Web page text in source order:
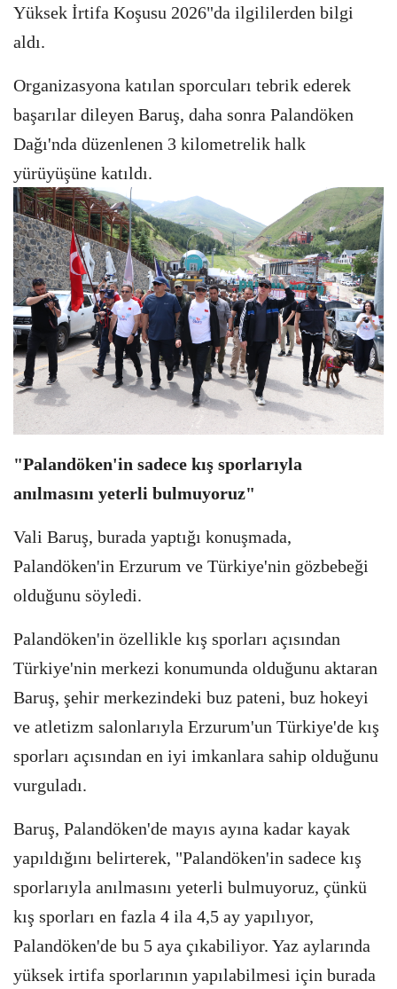
Yüksek İrtifa Koşusu 2026"da ilgililerden bilgi
aldı.
Organizasyona katılan sporcuları tebrik ederek
başarılar dileyen Baruş, daha sonra Palandöken
Dağı'nda düzenlenen 3 kilometrelik halk
yürüyüşüne katıldı.
"Palandöken'in sadece kış sporlarıyla
anılmasını yeterli bulmuyoruz"
Vali Baruş, burada yaptığı konuşmada,
Palandöken'in Erzurum ve Türkiye'nin gözbebeği
olduğunu söyledi.
Palandöken'in özellikle kış sporları açısından
Türkiye'nin merkezi konumunda olduğunu aktaran
Baruş, şehir merkezindeki buz pateni, buz hokeyi
ve atletizm salonlarıyla Erzurum'un Türkiye'de kış
sporları açısından en iyi imkanlara sahip olduğunu
vurguladı.
Baruş, Palandöken'de mayıs ayına kadar kayak
yapıldığını belirterek, "Palandöken'in sadece kış
sporlarıyla anılmasını yeterli bulmuyoruz, çünkü
kış sporları en fazla 4 ila 4,5 ay yapılıyor,
Palandöken'de bu 5 aya çıkabiliyor. Yaz aylarında
yüksek irtifa sporlarının yapılabilmesi için burada